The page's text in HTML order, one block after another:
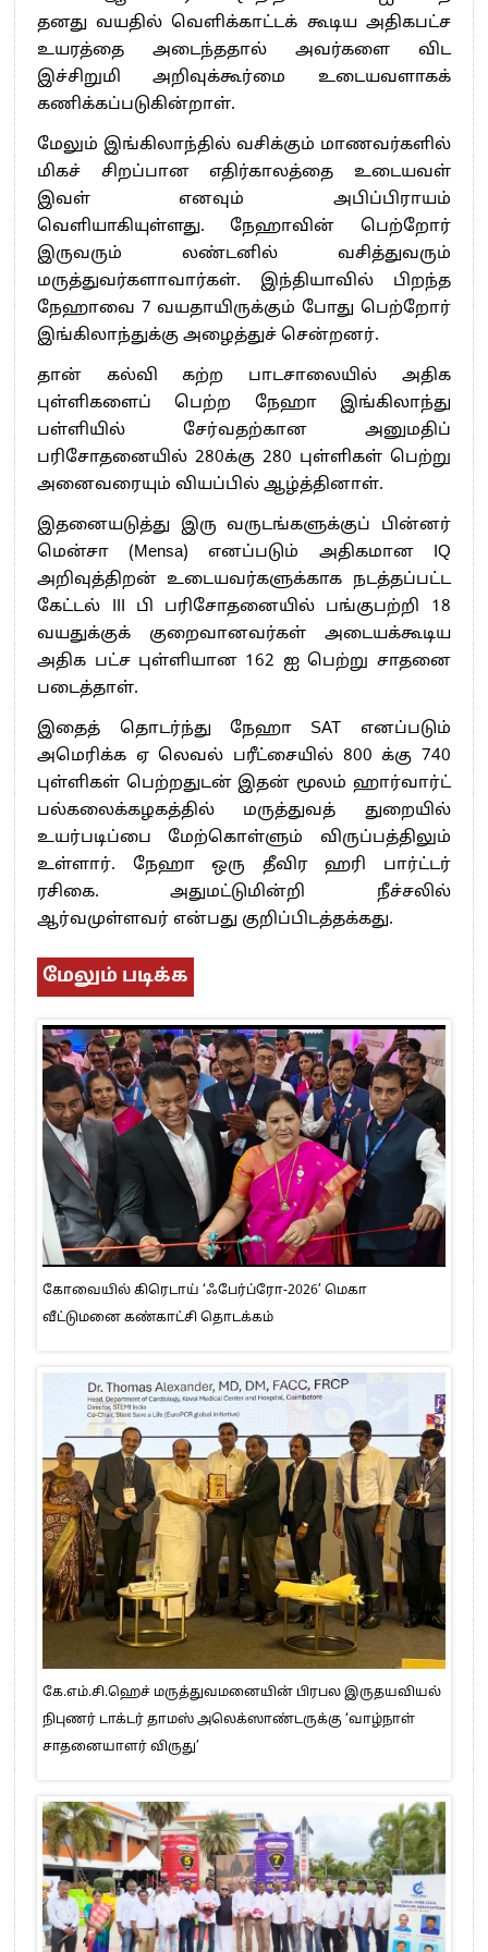
தனது வயதில் வெளிக்காட்டக் கூடிய அதிகபட்ச
உயரத்தை அடைந்ததால் அவர்களை விட
இச்சிறுமி அறிவுக்கூர்மை உடையவளாகக்
கணிக்கப்படுகின்றாள்.
மேலும் இங்கிலாந்தில் வசிக்கும் மாணவர்களில்
மிகச் சிறப்பான எதிர்காலத்தை உடையவள்
இவள் எனவும் அபிப்பிராயம்
வெளியாகியுள்ளது. நேஹாவின் பெற்றோர்
இருவரும் லண்டனில் வசித்துவரும்
மருத்துவர்களாவார்கள். இந்தியாவில் பிறந்த
நேஹாவை 7 வயதாயிருக்கும் போது பெற்றோர்
இங்கிலாந்துக்கு அழைத்துச் சென்றனர்.
தான் கல்வி கற்ற பாடசாலையில் அதிக
புள்ளிகளைப் பெற்ற நேஹா இங்கிலாந்து
பள்ளியில் சேர்வதற்கான அனுமதிப்
பரிசோதனையில் 280க்கு 280 புள்ளிகள் பெற்று
அனைவரையும் வியப்பில் ஆழ்த்தினாள்.
இதனையடுத்து இரு வருடங்களுக்குப் பின்னர்
மென்சா (Mensa) எனப்படும் அதிகமான IQ
அறிவுத்திறன் உடையவர்களுக்காக நடத்தப்பட்ட
கேட்டல் III பி பரிசோதனையில் பங்குபற்றி 18
வயதுக்குக் குறைவானவர்கள் அடையக்கூடிய
அதிக பட்ச புள்ளியான 162 ஐ பெற்று சாதனை
படைத்தாள்.
இதைத் தொடர்ந்து நேஹா SAT எனப்படும்
அமெரிக்க ஏ லெவல் பரீட்சையில் 800 க்கு 740
புள்ளிகள் பெற்றதுடன் இதன் மூலம் ஹார்வார்ட்
பல்கலைக்கழகத்தில் மருத்துவத் துறையில்
உயர்படிப்பை மேற்கொள்ளும் விருப்பத்திலும்
உள்ளார். நேஹா ஒரு தீவிர ஹரி பார்ட்டர்
ரசிகை. அதுமட்டுமின்றி நீச்சலில்
ஆர்வமுள்ளவர் என்பது குறிப்பிடத்தக்கது.
மேலும் படிக்க
கோவையில் கிரெடாய் ‘ஃபேர்ப்ரோ-2026’ மெகா
வீட்டுமனை கண்காட்சி தொடக்கம்
கே.எம்.சி.ஹெச் மருத்துவமனையின் பிரபல இருதயவியல்
நிபுணர் டாக்டர் தாமஸ் அலெக்ஸாண்டருக்கு ‘வாழ்நாள்
சாதனையாளர் விருது’